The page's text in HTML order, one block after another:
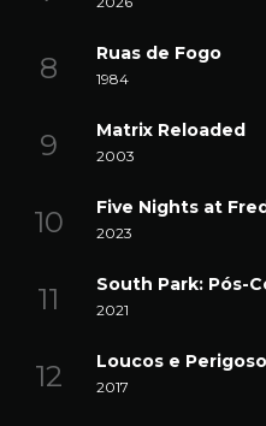
Ruas de Fogo
1984
Matrix Reloaded
2003
Five Nights at
2023
South Park: Pós-
2021
Loucos e
2017